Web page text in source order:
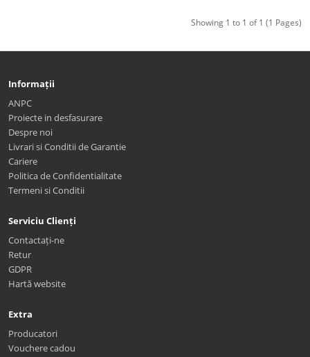
Showing 1 to 1 of 1 (1 Pages)
Informații
ANPC
Proiecte in desfasurare
Despre noi
Livrari si Conditii de Garantie
Cariere
Politica de Confidentialitate
Termeni si Conditii
Serviciu Clienți
Contactați-ne
Retur
GDPR
Hartă website
Extra
Producatori
Vouchere cadou